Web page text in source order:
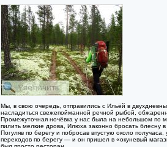
Мы, в свою очередь, отправились с Ильёй в
насладиться свежепойманной речной рыбой,
Промежуточная ночёвка у нас была на небольшом по
пилить мелкие дрова, Илюха законно бросать блесну
Погуляв по берегу и побросав впустую около
переходов по берегу — и он пришел в «окуневый